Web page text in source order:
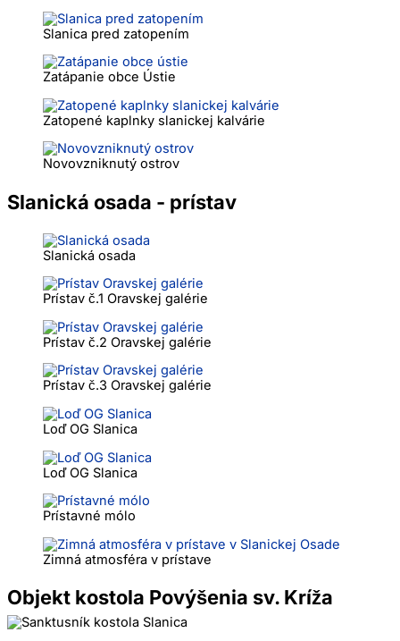
Slanica pred zatopením
Zatápanie obce Ústie
Zatopené kaplnky slanickej kalvárie
Novovzniknutý ostrov
Slanická osada - prístav
Slanická osada
Prístav č.1 Oravskej galérie
Prístav č.2 Oravskej galérie
Prístav č.3 Oravskej galérie
Loď OG Slanica
Loď OG Slanica
Prístavné mólo
Zimná atmosféra v prístave
Objekt kostola Povýšenia sv. Kríža